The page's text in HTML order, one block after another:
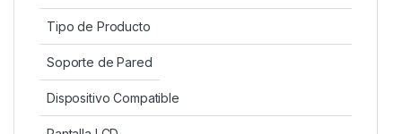
Tipo de Producto
Soporte de Pared
Dispositivo Compatible